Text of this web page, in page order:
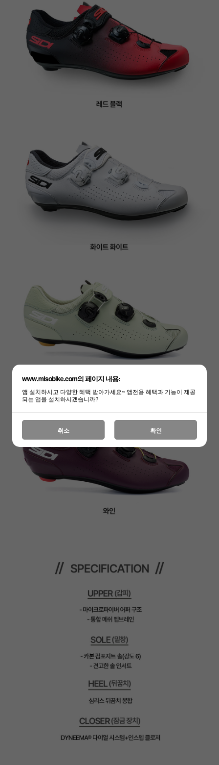
www.misobike.com의 페이지 내용:
앱 설치하시고 다양한 혜택 받아가세요~ 앱전용 혜택과 기능이 제공
되는 앱을 설치하시겠습니까?
취소 확인